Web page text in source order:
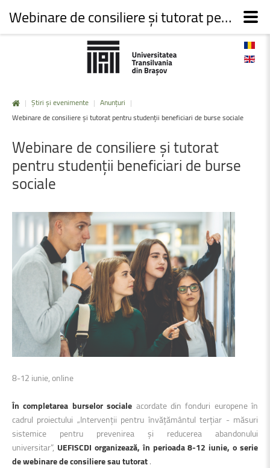
| Știri și evenimente | Anunțuri |
Webinare de consiliere și tutorat pentru studenții beneficiari de burse sociale
Webinare de consiliere șitutorat
pentru studenții beneficiari de burse
sociale
8-12 iunie, online
În completarea burselor sociale acordate din fonduri europene în
cadrul proiectului „Intervenții pentru învățământul terțiar - măsuri
sistemice pentru prevenirea și reducerea abandonului
universitar”, UEFISCDI organizează, în perioada 8-12 iunie, o serie
de webinare de consiliere sau tutorat.
Webinare de consiliere și tutorat pentru studenții beneficiari de burse sociale